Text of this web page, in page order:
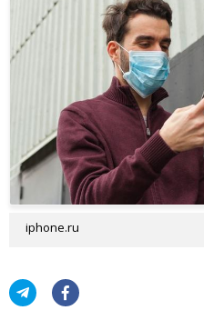
iphone.ru